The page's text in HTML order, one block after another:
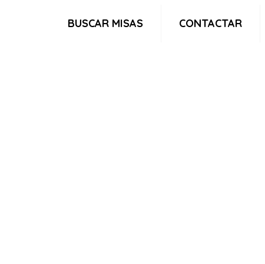
BUSCAR MISAS CONTACTAR